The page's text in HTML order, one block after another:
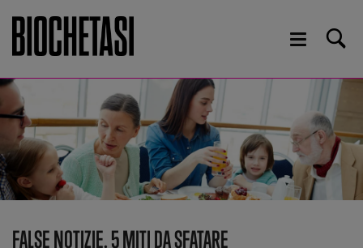
FALSE NOTIZIE. 5 MITI DA SFATARE